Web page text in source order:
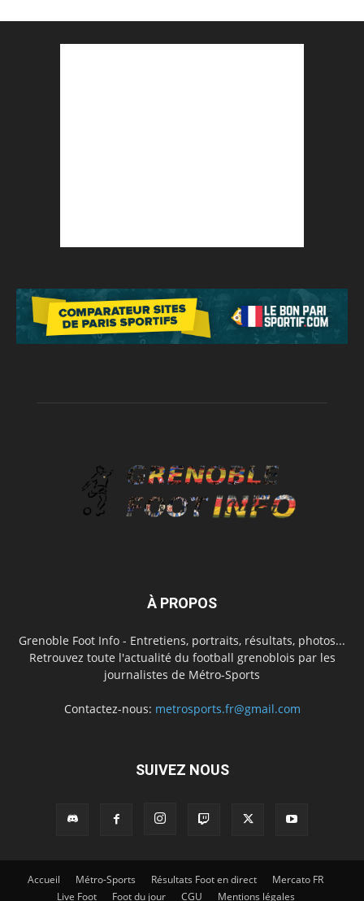
À PROPOS
Grenoble Foot Info - Entretiens, portraits, résultats, photos...
Retrouvez toute l'actualité du football grenoblois par les
journalistes de Métro-Sports
Contactez-nous: metrosports.fr@gmail.com
SUIVEZ NOUS
Accueil Métro-Sports Résultats Foot en direct
Mercato FR
Live Foot
Foot du jour CGU Mentions légales